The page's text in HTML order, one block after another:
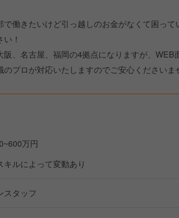
で働きたいけど引っ越しのお金がなくて困っ
！
、名古屋、福岡の4拠点になりますが、WEB
プロが対応いたしますのでご安心くださいま
万円
キルによって変動あり
スタッフ